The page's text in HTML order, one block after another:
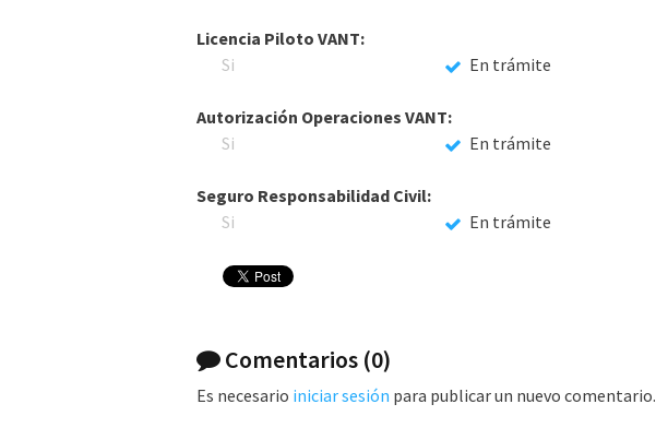
Licencia Piloto VANT:
Si
En trámite
Autorización Operaciones VANT:
Si
En trámite
Seguro Responsabilidad Civil:
Si
En trámite
Comentarios (0)
Es necesario iniciar sesión para publicar un nuevo comentario.